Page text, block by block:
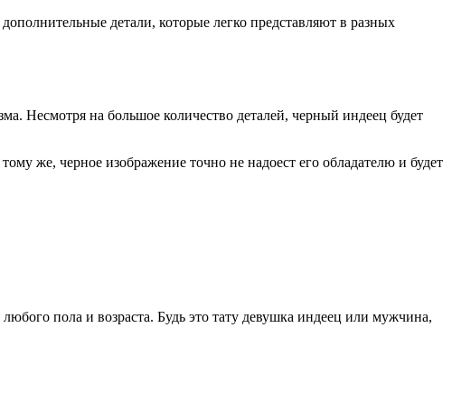
детали, которые легко представляют в разных
Несмотря на большое количество деталей, черный индеец будет
же, черное изображение точно не надоест его обладателю и будет
пола и возраста. Будь это тату девушка индеец или мужчина,